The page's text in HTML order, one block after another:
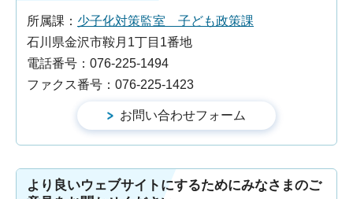
所属課： 少子化対策監室 子ども政策課
石川県金沢市鞍月1丁目1番地
電話番号：076-225-1494
ファクス番号：076-225-1423
より良いウェブサイトにするためにみなさまのご